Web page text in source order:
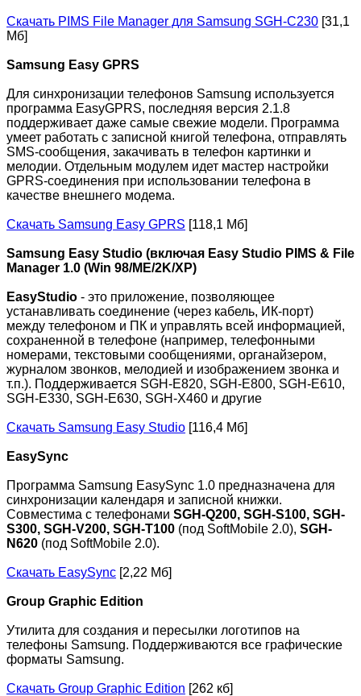
Скачать PIMS File Manager для Samsung SGH-C230 [31,1
Мб]
Samsung Easy GPRS
Для синхронизации телефонов Samsung используется
программа EasyGPRS, последняя версия 2.1.8
поддерживает даже самые свежие модели. Программа
умеет работать с записной книгой телефона, отправлять
SMS-сообщения, закачивать в телефон картинки и
мелодии. Отдельным модулем идет мастер настройки
GPRS-соединения при использовании телефона в
качестве внешнего модема.
Скачать Samsung Easy GPRS [118,1 Мб]
Samsung Easy Studio (включая Easy Studio PIMS & File
Manager 1.0 (Win 98/ME/2K/XP)
EasyStudio - это приложение, позволяющее
устанавливать соединение (через кабель, ИК-порт)
между телефоном и ПК и управлять всей информацией,
сохраненной в телефоне (например, телефонными
номерами, текстовыми сообщениями, органайзером,
журналом звонков, мелодией и изображением звонка и
т.п.). Поддерживается SGH-E820, SGH-E800, SGH-E610,
SGH-E330, SGH-E630, SGH-X460 и другие
Скачать Samsung Easy Studio [116,4 Мб]
EasySync
Программа Samsung EasySync 1.0 предназначена для
синхронизации календаря и записной книжки.
Совместима с телефонами SGH-Q200, SGH-S100, SGH-
S300, SGH-V200, SGH-T100 (под SoftMobile 2.0), SGH-
N620 (под SoftMobile 2.0).
Скачать EasySync [2,22 Мб]
Group Graphic Edition
Утилита для создания и пересылки логотипов на
телефоны Samsung. Поддерживаются все графические
форматы Samsung.
Скачать Group Graphic Edition [262 кб]